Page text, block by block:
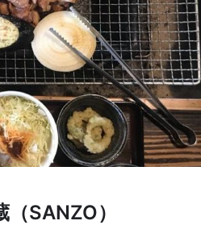
SANZO）